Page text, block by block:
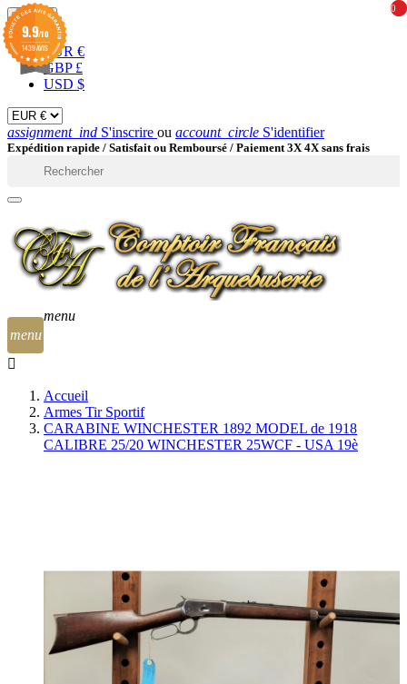
EUR 
EUR €
GBP £
USD $
assignment_ind S'inscrire ou account_circle S'identifier
Expédition rapide / Satisfait ou Remboursé / Paiement 3X 4X sans frais
menu
0
0
menu
Accueil
Armes Tir Sportif
CARABINE WINCHESTER 1892 MODEL de 1918
CALIBRE 25/20 WINCHESTER 25WCF - USA 19è
9.9/10
1439 AVIS